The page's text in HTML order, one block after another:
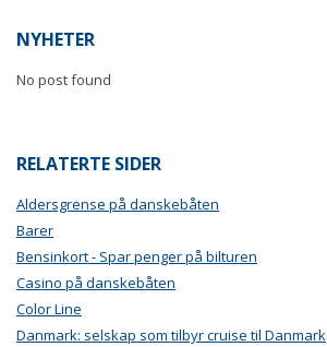
NYHETER
No post found
RELATERTE SIDER
Aldersgrense på danskebåten
Barer
Bensinkort - Spar penger på bilturen
Casino på danskebåten
Color Line
Danmark: selskap som tilbyr cruise til Danmark